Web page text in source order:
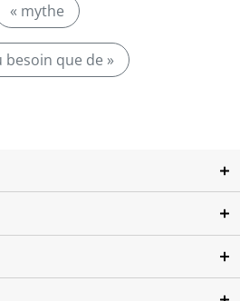
« mythe
besoin que de »